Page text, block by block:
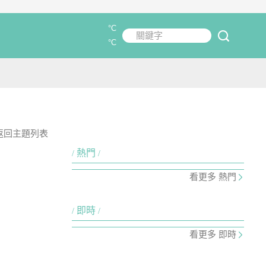
關鍵字
°C
°C
回主題列表
熱門
看更多 熱門
即時
看更多 即時